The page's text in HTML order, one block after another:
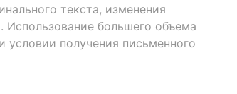
текста, изменения
Использование большего объема
условии получения письменного